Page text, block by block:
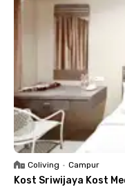
Coliving • Campur
Kost Sriwijaya Kost